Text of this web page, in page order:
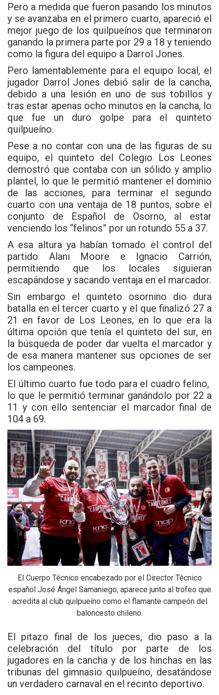
Pero a medida que fueron pasando los minutos
y se avanzaba en el primero cuarto, apareció el
mejor juego de los quilpueínos que terminaron
ganando la primera parte por 29 a 18 y teniendo
como la figura del equipo a Darrol Jones.
Pero lamentablemente para el equipo local, el
jugador Darrol Jones debió salir de la cancha,
debido a una lesión en uno de sus tobillos y
tras estar apenas ocho minutos en la cancha, lo
que fue un duro golpe para el quinteto
quilpueíno.
Pese a no contar con una de las figuras de su
equipo, el quinteto del Colegio Los Leones
demostró que contaba con un sólido y amplio
plantel, lo que le permitió mantener el dominio
de las acciones, para terminar el segundo
cuarto con una ventaja de 18 puntos, sobre el
conjunto de Español de Osorno, al estar
venciendo los “felinos” por un rotundo 55 a 37.
A esa altura ya habían tomado el control del
partido Alani Moore e Ignacio Carrión,
permitiendo que los locales siguieran
escapándose y sacando ventaja en el marcador.
Sin embargo el quinteto osornino dio dura
batalla en el tercer cuarto y el que finalizó 27 a
21 en favor de Los Leones, en lo que era la
última opción que tenía el quinteto del sur, en
la búsqueda de poder dar vuelta el marcador y
de esa manera mantener sus opciones de ser
los campeones.
El último cuarto fue todo para el cuadro felino,
lo que le permitió terminar ganándolo por 22 a
11 y con ello sentenciar el marcador final de
104 a 69.
El Cuerpo Técnico encabezado por el Director Técnico
español José Ángel Samaniego, aparece junto al trofeo que
acredita al club quilpueíno como el flamante campeón del
baloncesto chileno.
El pitazo final de los jueces, dio paso a la
celebración del título por parte de los
jugadores en la cancha y de los hinchas en las
tribunas del gimnasio quilpueíno, desatándose
un verdadero carnaval en el recinto deportivo.